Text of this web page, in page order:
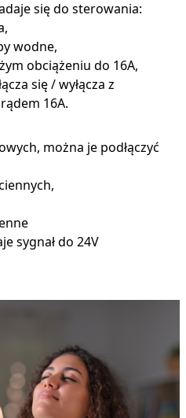
się do sterowania:
wodne,
obciążeniu do 16A,
się / wyłącza z
16A.
można je podłączyć
sygnał do 24V